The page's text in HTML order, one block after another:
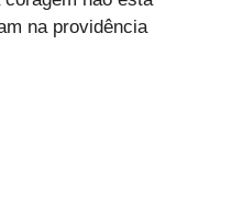
na providência